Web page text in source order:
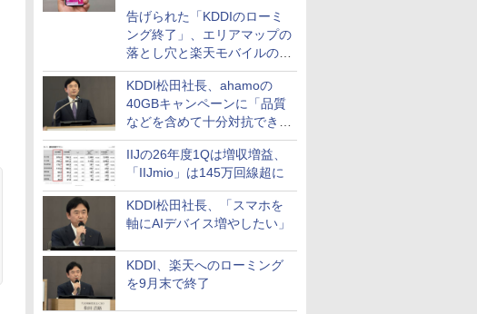
告げられた「KDDIのローミ
ング終了」、エリアマップの
落とし穴と楽天モバイルの課
題
KDDI松田社長、ahamoの
40GBキャンペーンに「品質
などを含めて十分対抗でき
る」
IIJの26年度1Qは増収増益、
「IIJmio」は145万回線超に
KDDI松田社長、「スマホを
軸にAIデバイス増やしたい」
KDDI、楽天へのローミング
を9月末で終了